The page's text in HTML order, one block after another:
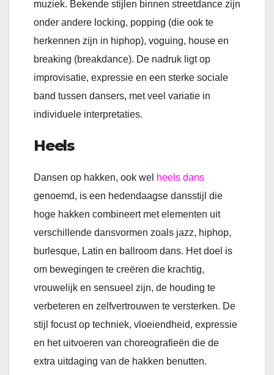
muziek. Bekende stijlen binnen streetdance zijn
onder andere locking, popping (die ook te
herkennen zijn in hiphop), voguing, house en
breaking (breakdance). De nadruk ligt op
improvisatie, expressie en een sterke sociale
band tussen dansers, met veel variatie in
individuele interpretaties.
Heels
Dansen op hakken, ook wel heels dans
genoemd, is een hedendaagse dansstijl die
hoge hakken combineert met elementen uit
verschillende dansvormen zoals jazz, hiphop,
burlesque, Latin en ballroom dans. Het doel is
om bewegingen te creëren die krachtig,
vrouwelijk en sensueel zijn, de houding te
verbeteren en zelfvertrouwen te versterken. De
stijl focust op techniek, vloeiendheid, expressie
en het uitvoeren van choreografieën die de
extra uitdaging van de hakken benutten.